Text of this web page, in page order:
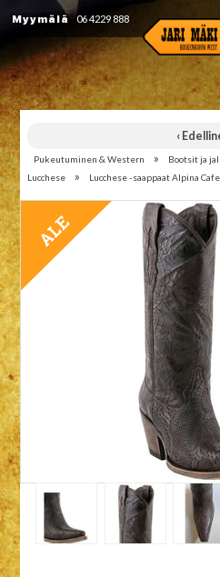
Myymälä 06 4229 888
‹
Pukeutuminen & Western » Bootsit ja
Lucchese
» Lucchese -saappaat Alpina